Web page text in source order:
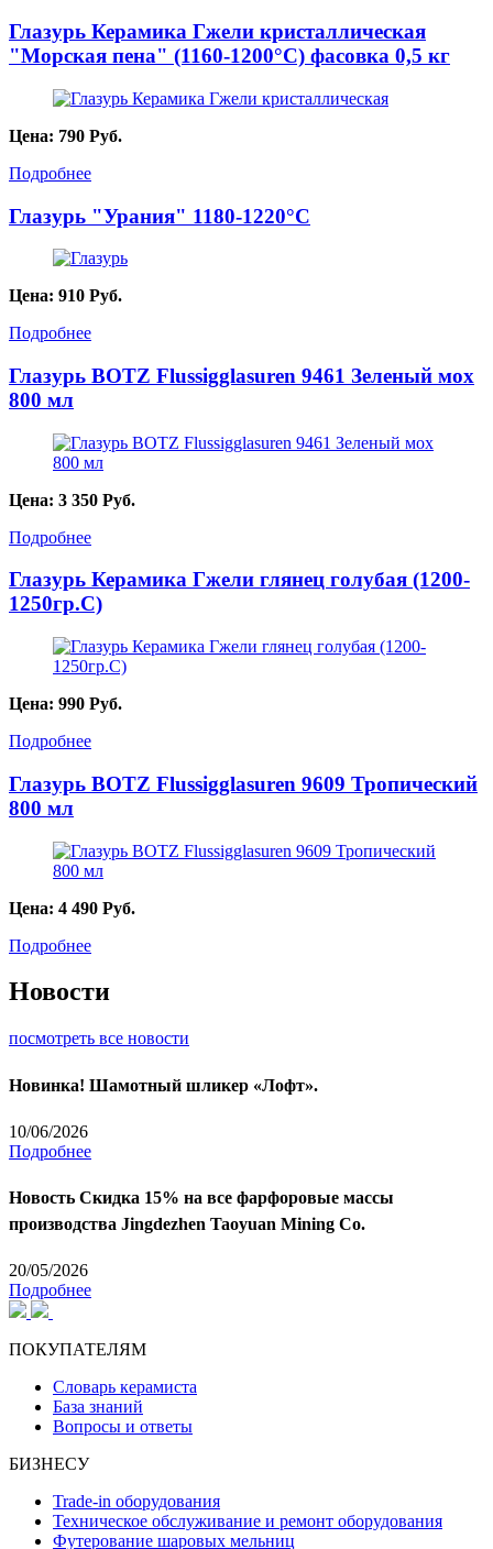
Глазурь Керамика Гжели кристаллическая
"Морская пена" (1160-1200°С) фасовка 0,5 кг
Цена: 790 Руб.
Подробнее
Глазурь "Урания" 1180-1220°С
Цена: 910 Руб.
Подробнее
Глазурь BOTZ Flussigglasuren 9461 Зеленый мох
800 мл
Цена: 3 350 Руб.
Подробнее
Глазурь Керамика Гжели глянец голубая (1200-
1250гр.С)
Цена: 990 Руб.
Подробнее
Глазурь BOTZ Flussigglasuren 9609 Тропический
800 мл
Цена: 4 490 Руб.
Подробнее
Новости
посмотреть все новости
Новинка! Шамотный шликер «Лофт».
10/06/2026
Подробнее
Новость Скидка 15% на все фарфоровые массы
производства Jingdezhen Taoyuan Mining Co.
20/05/2026
Подробнее
ПОКУПАТЕЛЯМ
Словарь керамиста
База знаний
Вопросы и ответы
БИЗНЕСУ
Trade-in оборудования
Техническое обслуживание и ремонт оборудования
Футерование шаровых мельниц